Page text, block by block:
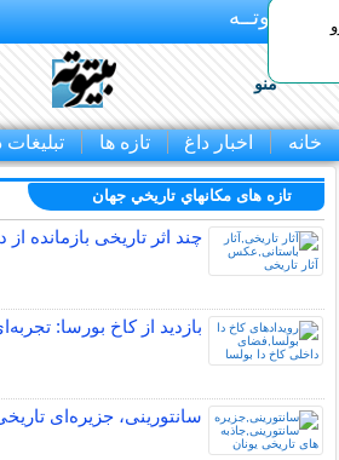
بـیتوتــه
منو
خانه اخبار داغ تازه ها تبلیغات
تازه های مكانهاي تاريخي جهان
چند اثر تاریخی بازمانده
بازدید از کاخ بورسا:
سانتورینی، جزیره‌ای